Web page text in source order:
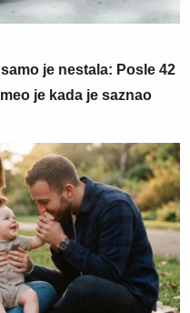
je nestala: Posle 42
je kada je saznao